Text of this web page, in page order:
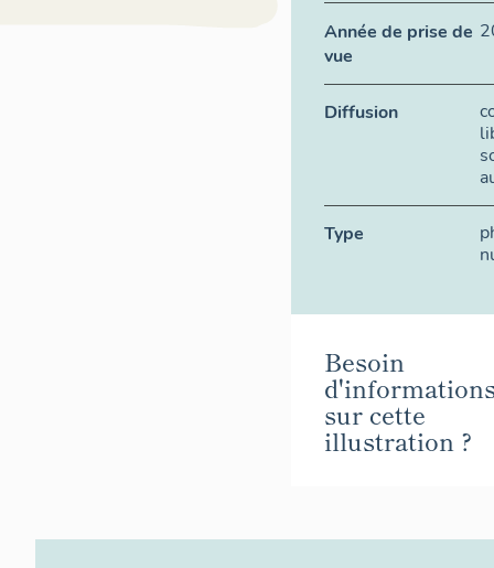
Année de prise de
vue
Diffusion
Type
Besoin
sur cette
illustration ?